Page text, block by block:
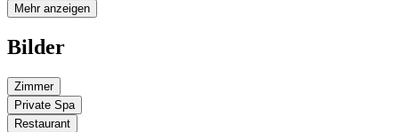
Mehr anzeigen
Bilder
Zimmer
Private Spa
Restaurant